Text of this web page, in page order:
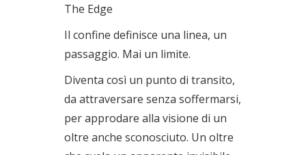
The Edge
Il confine definisce una linea, un
passaggio. Mai un limite.
Diventa così un punto di transito,
da attraversare senza soffermarsi,
per approdare alla visione di un
oltre anche sconosciuto. Un oltre